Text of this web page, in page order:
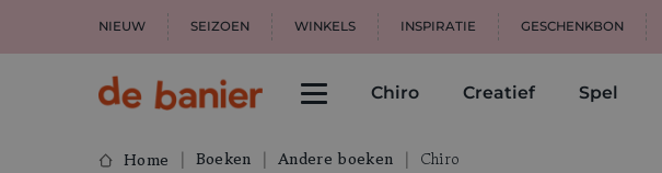
NIEUW SEIZOEN WINKELS INSPIRATIE GESCHENKBON
Chiro Creatief Spel
Home Boeken Andere boeken Chiro